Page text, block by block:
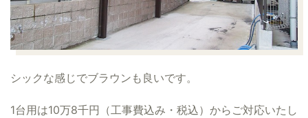
シックな感じでブラウンも良いです。
1台用は10万8千円（工事費込み・税込）からご対応いたし